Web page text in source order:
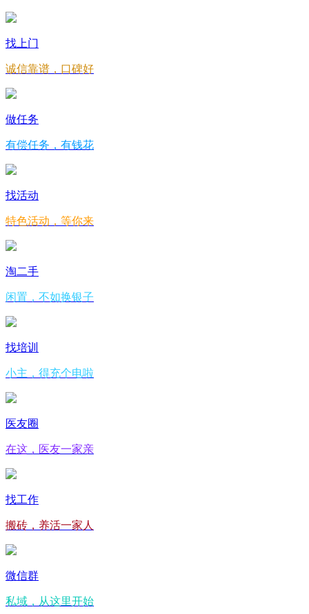
找上门
诚信靠谱，口碑好
做任务
有偿任务，有钱花
找活动
特色活动，等你来
淘二手
闲置，不如换银子
找培训
小主，得充个电啦
医友圈
在这，医友一家亲
找工作
搬砖，养活一家人
微信群
私域，从这里开始